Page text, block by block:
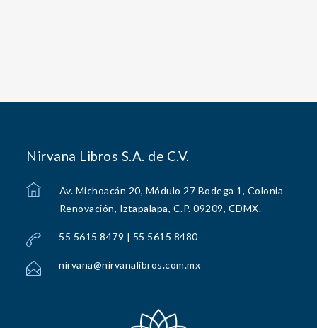
Nirvana Libros S.A. de C.V.
Av. Michoacán 20, Módulo 27 Bodega 1, Colonia
Renovación, Iztapalapa, C.P. 09209, CDMX.
55 5615 8479 | 55 5615 8480
nirvana@nirvanalibros.com.mx